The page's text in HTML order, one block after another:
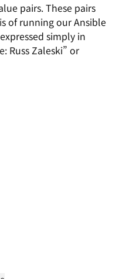
pairs. These pairs
of running our Ansible
simply in
Russ Zaleski” or